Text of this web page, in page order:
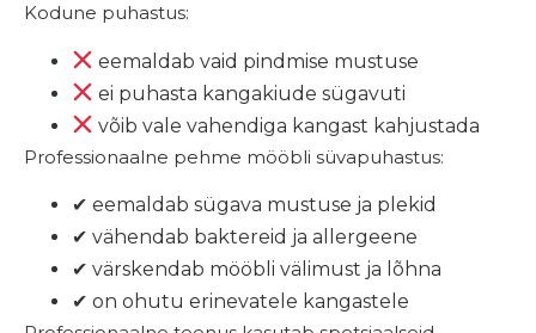
Kodune puhastus:
eemaldab vaid pindmise mustuse
ei puhasta kangakiude sügavuti
võib vale vahendiga kangast kahjustada
Professionaalne pehme mööbli süvapuhastus:
✔ eemaldab sügava mustuse ja plekid
✔ vähendab baktereid ja allergeene
✔ värskendab mööbli välimust ja lõhna
✔ on ohutu erinevatele kangastele